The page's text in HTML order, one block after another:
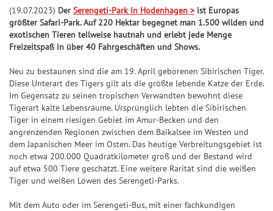
7
7
U
P
E
R
6
G
l
ü
c
p
o
t
&
G
e
w
i
n
n
e
F
p
i
e
7
7
S
U
P
E
R
Jac
kp
ot-
Jä
ge
r
ke
n
+6
+7
+8
+9 +10
p
i
e
7
7
S
U
P
E
R
Pr
oje
ktf
ör
de
ru
ng
Natu
r-
und
Um
welt
schu
tz
dan
BIN
i
e
g
r
-
C
h
a
n
c
e
S
5
Ge
wi
nn
za
hle
n
e
r
b
l
a
n
z
G
l
ü
k
l
e
it
n
g
G
e
w
i
n
n
z
S
p
i
l
a
n
l
e
it
u
n
g
(19.07.2023) Der Serengeti-Park in Hodenhagen > ist Europas
größter Safari-Park. Auf 220 Hektar begegnet man 1.500 wilden und
exotischen Tieren teilweise hautnah und erlebt jede Menge
Freizeitspaß in über 40 Fahrgeschäften und Shows.
Neu zu bestaunen sind die am 19. April geborenen Sibirischen Tiger.
Diese Unterart des Tigers gilt als die größte lebende Katze der Erde.
Im Gegensatz zu seinen tropischen Verwandten bewohnt diese
Tigerart kalte Lebensräume. Ursprünglich lebten die Sibirischen
Tiger in einem riesigen Gebiet im Amur-Becken und den
angrenzenden Regionen zwischen dem Baikalsee im Westen und
dem Japanischen Meer im Osten. Das heutige Verbreitungsgebiet ist
noch etwa 200.000 Quadratkilometer groß und der Bestand wird
auf etwa 500 Tiere geschätzt. Eine weitere Rarität sind die weißen
Tiger und weißen Löwen des Serengeti-Parks.
Mit dem Auto oder im Serengeti-Bus, mit einer fachkundigen